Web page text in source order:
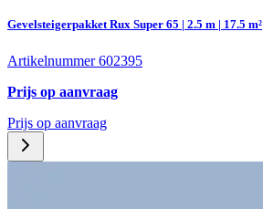
Gevelsteigerpakket Rux Super 65 | 2.5 m | 17.5 m²
Artikelnummer 602395
Prijs op aanvraag
Prijs op aanvraag